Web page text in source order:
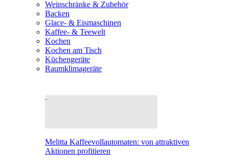
Weinschränke & Zubehör
Backen
Glace- & Eismaschinen
Kaffee- & Teewelt
Kochen
Kochen am Tisch
Küchengeräte
Raumklimageräte
Melitta Kaffeevollautomaten: von attraktiven
Aktionen profitieren